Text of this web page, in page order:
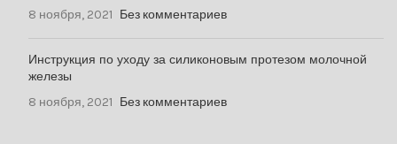
8 ноября, 2021 Без комментариев
Инструкция по уходу за силиконовым протезом молочной
железы
8 ноября, 2021 Без комментариев